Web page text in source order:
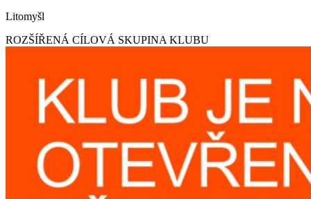
Litomyšl
ROZŠÍŘENÁ CÍLOVÁ SKUPINA KLUBU